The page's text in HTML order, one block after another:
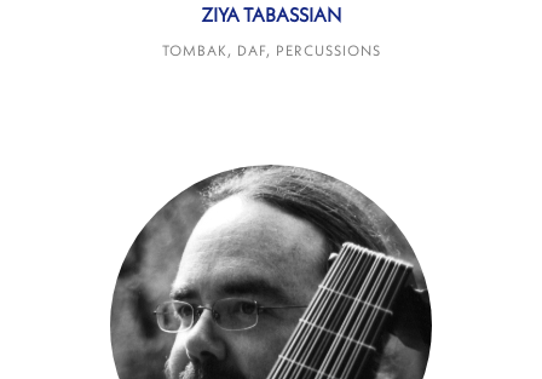
ZIYA TABASSIAN
TOMBAK, DAF, PERCUSSIONS